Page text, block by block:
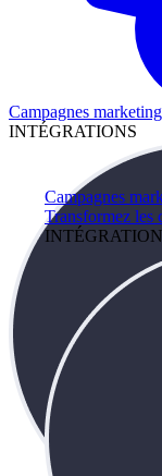
Campagnes
Transformez les
Campagnes marketing
INTÉGRATIONS